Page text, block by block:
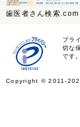
歯医者さん検索.com
プラ
切な
です。
Copyright ©2011-